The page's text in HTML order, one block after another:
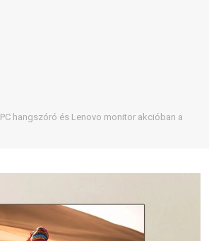
PC hangszóró és Lenovo monitor akcióban a